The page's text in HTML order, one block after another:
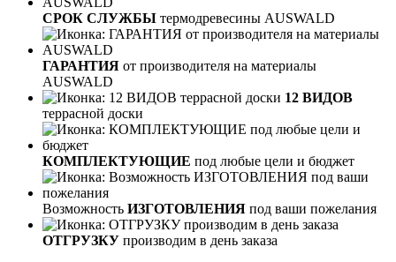
СРОК СЛУЖБЫ термодревесины AUSWALD
ГАРАНТИЯ от производителя на материалы
AUSWALD
12 ВИДОВ
террасной доски
КОМПЛЕКТУЮЩИЕ под любые цели и бюджет
Возможность ИЗГОТОВЛЕНИЯ под ваши пожелания
ОТГРУЗКУ производим в день заказа